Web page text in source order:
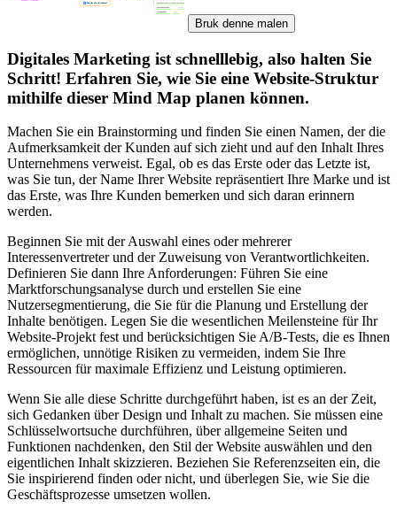
Bruk denne malen
Digitales Marketing ist schnelllebig, also halten Sie
Schritt! Erfahren Sie, wie Sie eine Website-Struktur
mithilfe dieser Mind Map planen können.
Machen Sie ein Brainstorming und finden Sie einen Namen, der die
Aufmerksamkeit der Kunden auf sich zieht und auf den Inhalt Ihres
Unternehmens verweist. Egal, ob es das Erste oder das Letzte ist,
was Sie tun, der Name Ihrer Website repräsentiert Ihre Marke und ist
das Erste, was Ihre Kunden bemerken und sich daran erinnern
werden.
Beginnen Sie mit der Auswahl eines oder mehrerer
Interessenvertreter und der Zuweisung von Verantwortlichkeiten.
Definieren Sie dann Ihre Anforderungen: Führen Sie eine
Marktforschungsanalyse durch und erstellen Sie eine
Nutzersegmentierung, die Sie für die Planung und Erstellung der
Inhalte benötigen. Legen Sie die wesentlichen Meilensteine für Ihr
Website-Projekt fest und berücksichtigen Sie A/B-Tests, die es Ihnen
ermöglichen, unnötige Risiken zu vermeiden, indem Sie Ihre
Ressourcen für maximale Effizienz und Leistung optimieren.
Wenn Sie alle diese Schritte durchgeführt haben, ist es an der Zeit,
sich Gedanken über Design und Inhalt zu machen. Sie müssen eine
Schlüsselwortsuche durchführen, über allgemeine Seiten und
Funktionen nachdenken, den Stil der Website auswählen und den
eigentlichen Inhalt skizzieren. Beziehen Sie Referenzseiten ein, die
Sie inspirierend finden oder nicht, und überlegen Sie, wie Sie die
Geschäftsprozesse umsetzen wollen.